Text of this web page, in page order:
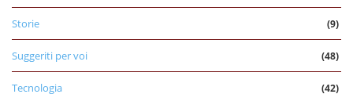
Storie (9)
Suggeriti per voi (48)
Tecnologia (42)